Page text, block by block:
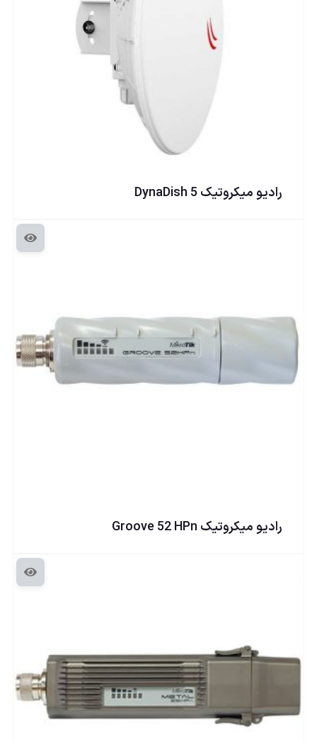
راديو ميكروتيک DynaDish 5
راديو ميكروتيک Groove 52 HPn